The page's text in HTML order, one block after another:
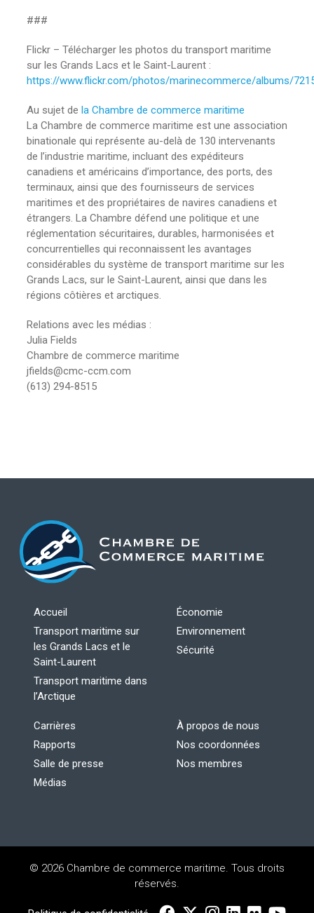
###
Flickr – Télécharger les photos du transport maritime
sur les Grands Lacs et le Saint-Laurent :
https://www.flickr.com/photos/marinecommerce/albums/
Au sujet de la Chambre de commerce maritime
La Chambre de commerce maritime est une association
binationale qui représente au-delà de 130 intervenants
de l’industrie maritime, incluant des expéditeurs
canadiens et américains d’importance, des ports, des
terminaux, ainsi que des fournisseurs de services
maritimes et des propriétaires de navires canadiens et
étrangers. La Chambre défend une politique et une
réglementation sécuritaires, durables, harmonisées et
concurrentielles qui reconnaissent les avantages
considérables du système de transport maritime sur les
Grands Lacs, sur le Saint-Laurent, ainsi que dans les
régions côtières et arctiques.
Relations avec les médias :
Julia Fields
Chambre de commerce maritime
jfields@cmc-ccm.com
(613) 294-8515
Accueil
Transport maritime sur
les Grands Lacs et le
Saint-Laurent
Transport maritime dans
l’Arctique
Économie
Environnement
Sécurité
Carrières
Rapports
Salle de presse
Médias
À propos de nous
Nos coordonnées
Nos membres
© 2026 Chambre de commerce maritime. Tous droits
réservés.